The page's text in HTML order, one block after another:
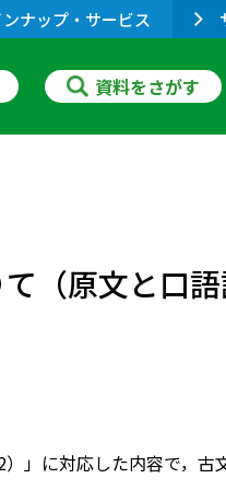
ナップ・サービス
資料をさがす
（原文と口語
」に対応した内容で，古